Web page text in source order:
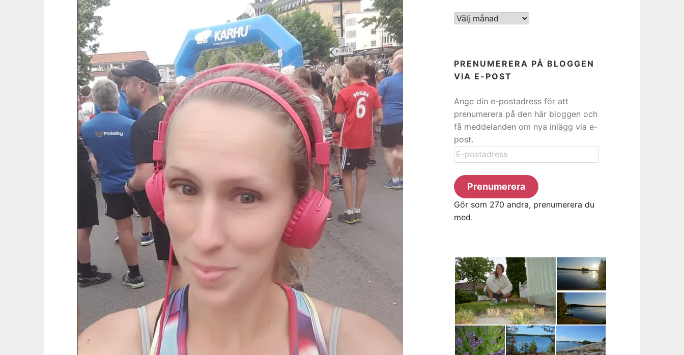
ARKIV
PRENUMERERA PÅ BLOGGEN
VIA E-POST
Ange din e-postadress för att
prenumerera på den här bloggen och
få meddelanden om nya inlägg via e-
post.
E-
postadress
Prenumerera
Gör som 270 andra, prenumerera du
med.